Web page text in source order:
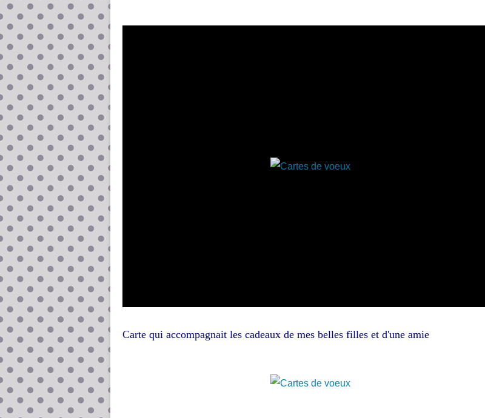
Carte qui accompagnait les cadeaux de mes belles filles et d'une amie